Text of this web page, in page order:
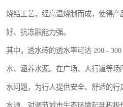
烧结工艺，经高温烧制而成，使得
好、抗冻融能力强。
其中，透水砖的透水率可达 200 -
水、涵养水源。在广场、人行道等
水问题，为行人提供安全、舒适的
水源，对调节城市生态环境起到积极